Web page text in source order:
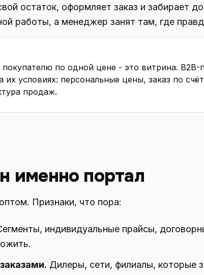
остаток, оформляет заказ и забирает
работы, а менеджер занят там, где
по одной цене - это витрина. B2B-
их условиях: персональные цены, заказ по
продаж.
именно портал
Признаки, что пора:
индивидуальные прайсы,
Дилеры, сети, филиалы, которые